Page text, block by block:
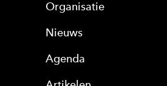
Organisatie
Nieuws
Agenda